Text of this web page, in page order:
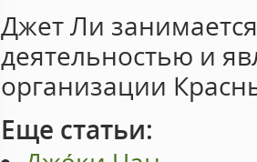
Джет Ли
деятельностью и
организации
Еще статьи: